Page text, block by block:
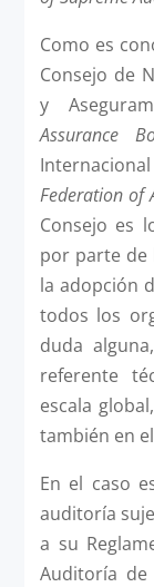
Como es
Consejo de
y
Assurance
Federation of
Consejo es
por parte de
la adopción
todos los
duda
referente
escala
también en
En el caso
auditoría
a su
Auditoría de